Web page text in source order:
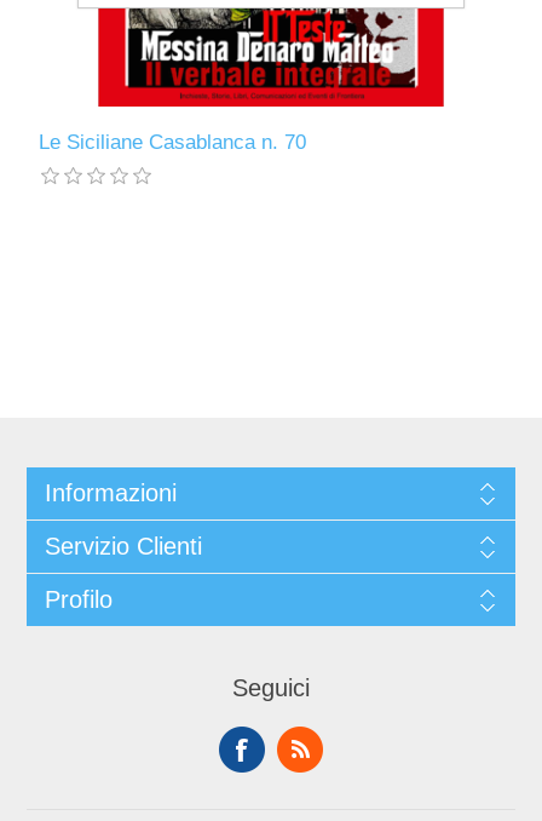
Le Siciliane Casablanca n. 70
Informazioni
Servizio Clienti
Profilo
Seguici